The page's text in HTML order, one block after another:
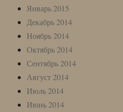
Январь 2015
Декабрь 2014
Ноябрь 2014
Октябрь 2014
Сентябрь 2014
Август 2014
Июль 2014
Июнь 2014